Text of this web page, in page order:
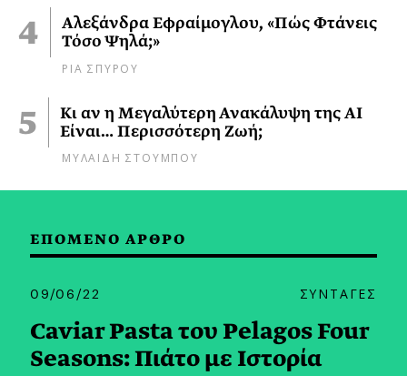
Αλεξάνδρα Εφραίμογλου, «Πώς Φτάνεις
Τόσο Ψηλά;»
ΡΙΑ ΣΠΥΡΟΥ
Κι αν η Μεγαλύτερη Ανακάλυψη της AI
Είναι… Περισσότερη Ζωή;
ΜΥΛΑΙΔΗ ΣΤΟΥΜΠΟΥ
ΕΠΟΜΕΝΟ ΑΡΘΡΟ
09/06/22 ΣΥΝΤΑΓΕΣ
Caviar Pasta του Pelagos Four
Seasons: Πιάτο με Ιστορία